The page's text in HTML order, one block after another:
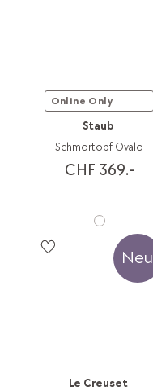
Online Only
Staub
Schmortopf Ovalo
CHF 369.-
Neu
Le Creuset